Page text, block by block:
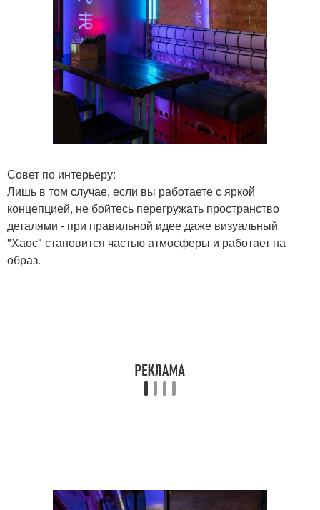
Совет по интерьеру:
Лишь в том случае, если вы работаете с яркой
концепцией, не бойтесь перегружать пространство
деталями - при правильной идее даже визуальный
"Хаос" становится частью атмосферы и работает на
образ.